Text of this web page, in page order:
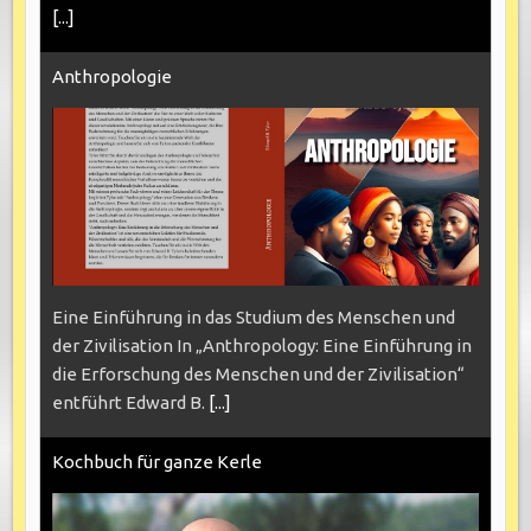
[...]
Anthropologie
Eine Einführung in das Studium des Menschen und
der Zivilisation In „Anthropology: Eine Einführung in
die Erforschung des Menschen und der Zivilisation“
entführt Edward B. [...]
Kochbuch für ganze Kerle